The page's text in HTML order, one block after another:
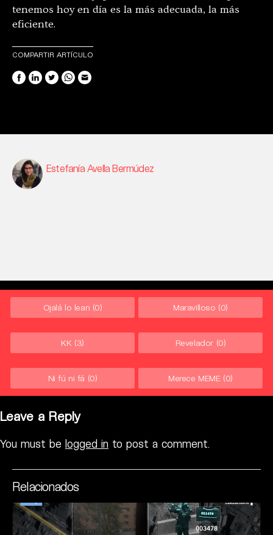
tenemos hoy en día es la más adecuada, la más
eficiente.
COMPARTIR ARTÍCULO
Estefanía Avella Bermúdez
Ojalá lo lean (0) Maravilloso (0)
KK (3) Revelador (0)
Ni fú ni fá (0) Merece MEME (0)
Leave a Reply
You must be logged in to post a comment.
Relacionados